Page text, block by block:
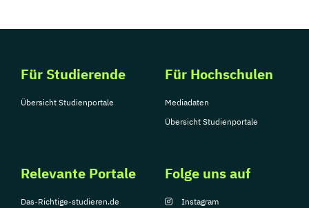
Für Studierende
Übersicht Studienportale
Für Hochschulen
Mediadaten
Übersicht Studienportale
Relevante Portale
Das-Richtige-studieren.de
Folge uns auf
Instagram